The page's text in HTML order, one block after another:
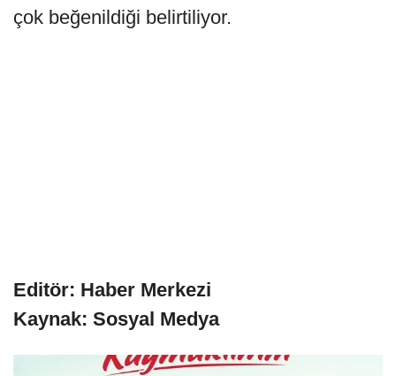
çok beğenildiği belirtiliyor.
Editör: Haber Merkezi
Kaynak: Sosyal Medya